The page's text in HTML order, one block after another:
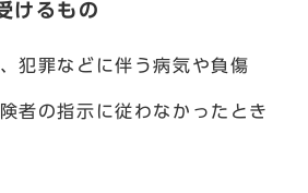
けるもの
犯罪などに伴う病気や負傷
者の指示に従わなかったとき